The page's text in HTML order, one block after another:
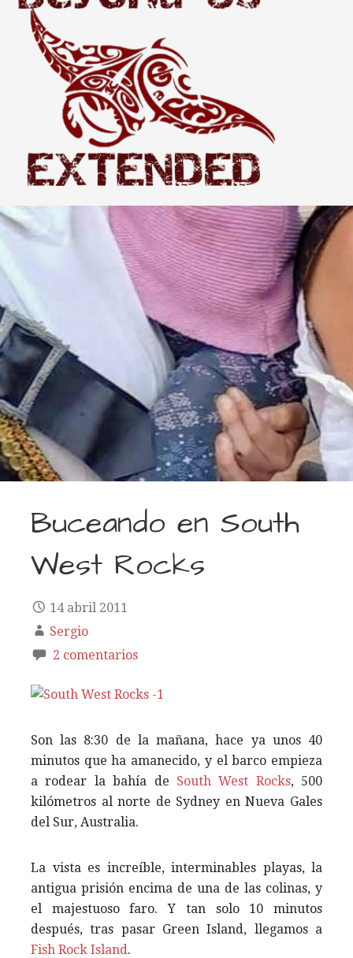
THE WORLD BEYOND US
Extended
Buceando en South
West Rocks
14 abril 2011
Sergio
2 comentarios
Son las 8:30 de la mañana, hace ya unos 40
minutos que ha amanecido, y el barco empieza
a rodear la bahía de South West Rocks, 500
kilómetros al norte de Sydney en Nueva Gales
del Sur, Australia.
La vista es increíble, interminables playas, la
antigua prisión encima de una de las colinas, y
el majestuoso faro. Y tan solo 10 minutos
después, tras pasar Green Island, llegamos a
Fish Rock Island.